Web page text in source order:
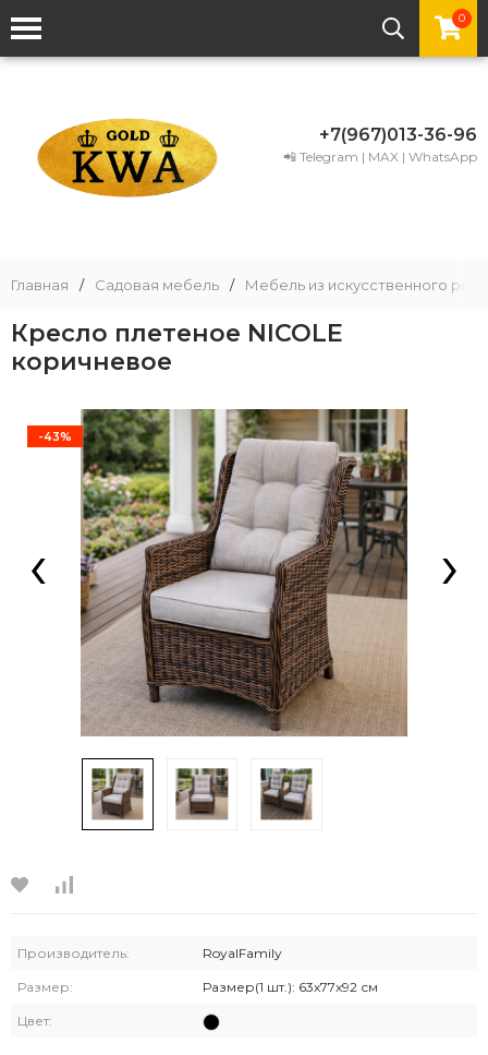
0
+7(967)013-36-96
📲 Telegram | MAX | WhatsApp
Главная / Садовая мебель / Мебель из искусственного
Кресло плетеное NICOLE
коричневое
-43%
‹ ›
Производитель: RoyalFamily
Размер: Размер(1 шт.): 63x77x92 см
Цвет: